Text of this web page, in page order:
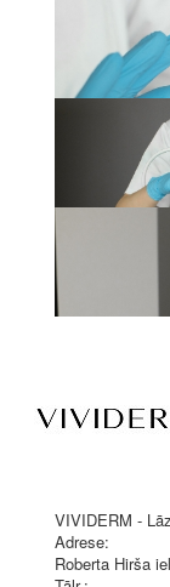
VIVIDERM -
Adrese:
Roberta Hirša